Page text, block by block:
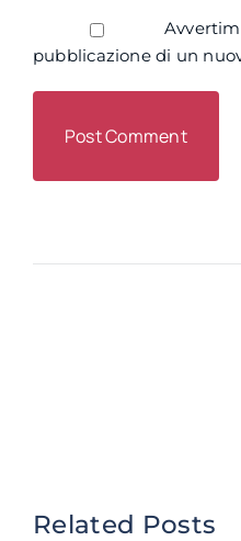
pubblicazione di un
Related Posts